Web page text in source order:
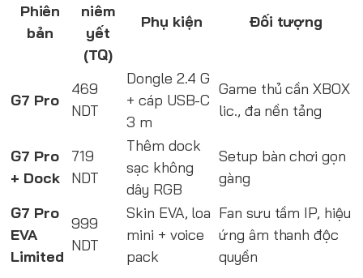
Phiên
bản
niêm
yết
(TQ)
Phụ kiện Đối tượng
G7 Pro
469
NDT
Dongle 2.4 G
+ cáp USB-C
3 m
Game thủ cần XBOX
lic., đa nền tảng
G7 Pro
+ Dock
719
NDT
Thêm dock
sạc không
dây RGB
Setup bàn chơi gọn
gàng
G7 Pro
EVA
Limited
999
NDT
Skin EVA, loa
mini + voice
pack
Fan sưu tầm IP, hiệu
ứng âm thanh độc
quyền